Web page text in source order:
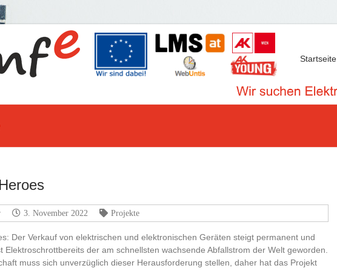
Startseite
3. November 2022 Projekte
Der Verkauf von elektrischen und elektronischen Geräten steigt permanent und
Elektroschrottbereits der am schnellsten wachsende Abfallstrom der Welt geworden.
muss sich unverzüglich dieser Herausforderung stellen, daher hat das Projekt